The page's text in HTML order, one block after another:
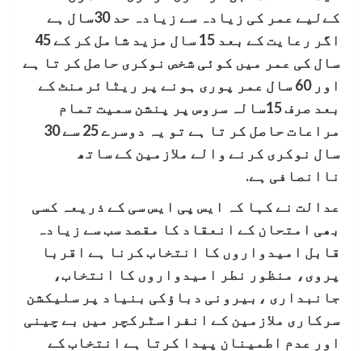
کےلیے عمر کی زیادہ سے زیادہ حد 30سال ہے
اگر رعایت کے بعد 15 سال مزید شامل کر کے 45
سال کی عمر میں کوئی شخص نوکری حاصل کر تا ہے
اور 60 سال عمر پوری ہونے پر ریٹائرمنٹ کے
بعد صرف 15سالہ سروس پر پنشن سمیت تمام
مراعات حاصل کر تا ہے تو یہ دوسرے 25 سے 30
سال نوکری کرنے والے ملازمین کے ساتھ
ناانصافی ہے.
عدالت نے کہا کہ ایس پی ایس سی کے ذریعہ کسی
بھی امتحان کے انعقاد کا مقصد سب سے زیادہ
قابل امیدواروں کا انتخاب کرنا ہے اقربا
پروی، منظور نطر امیدواروں کا انتخاب،
جانبداری ،بیرونی دباﺅکی بنیاد پر سلیکشن
سرکاری ملازمین کے انفراسٹرکچر میں بے چینی
اور عدم اطمینان پیدا کرتا ہے انتخاب کے